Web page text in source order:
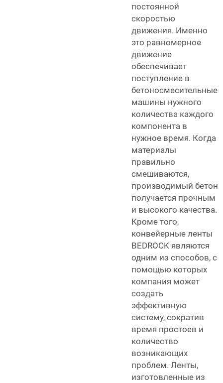
постоянной
скоростью
движения. Именно
это равномерное
движение
обеспечивает
поступление в
бетоносмесительные
машины нужного
количества каждого
компонента в
нужное время. Когда
материалы
правильно
смешиваются,
производимый бетон
получается прочным
и высокого качества.
Кроме того,
конвейерные ленты
BEDROCK являются
одним из способов, с
помощью которых
компания может
создать
эффективную
систему, сократив
время простоев и
количество
возникающих
проблем. Ленты,
изготовленные из